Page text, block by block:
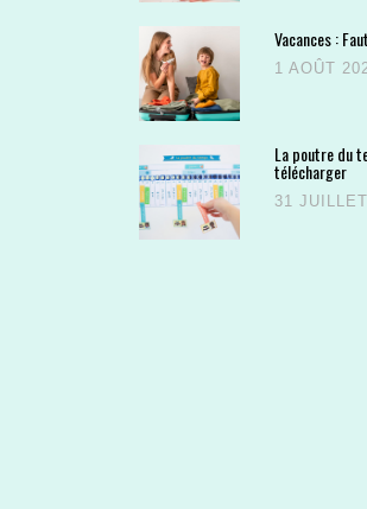
Vacances :
1 AOÛT
La poutre du
télécharger
31